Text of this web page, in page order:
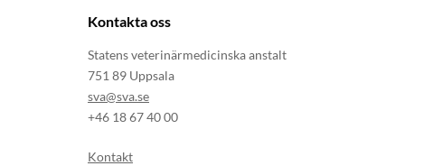
Kontakta oss
Statens veterinärmedicinska anstalt
751 89 Uppsala
sva@sva.se
+46 18 67 40 00
Kontakt